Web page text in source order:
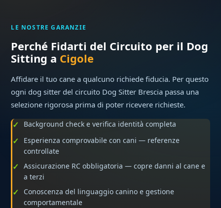
LE NOSTRE GARANZIE
Perché Fidarti del Circuito per il Dog
Sitting a Cigole
Affidare il tuo cane a qualcuno richiede fiducia. Per questo
ogni dog sitter del circuito Dog Sitter Brescia passa una
selezione rigorosa prima di poter ricevere richieste.
Background check e verifica identità completa
Esperienza comprovabile con cani — referenze
controllate
Assicurazione RC obbligatoria — copre danni al cane e
a terzi
Conoscenza del linguaggio canino e gestione
comportamentale